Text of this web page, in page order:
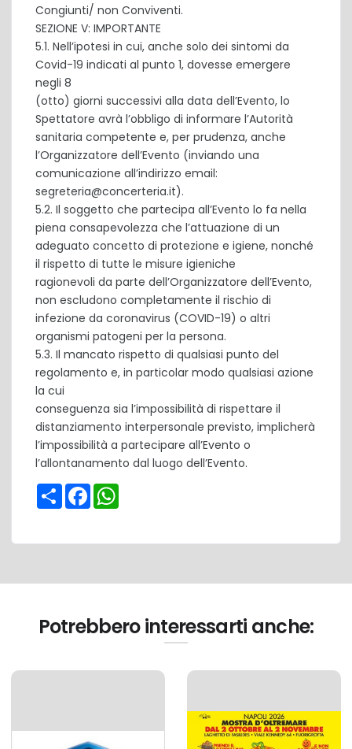
Congiunti/ non Conviventi.
SEZIONE V: IMPORTANTE
5.1. Nell’ipotesi in cui, anche solo dei sintomi da
Covid-19 indicati al punto 1, dovesse emergere
negli 8
(otto) giorni successivi alla data dell’Evento, lo
Spettatore avrà l’obbligo di informare l’Autorità
sanitaria competente e, per prudenza, anche
l’Organizzatore dell’Evento (inviando una
comunicazione all’indirizzo email:
segreteria@concerteria.it).
5.2. Il soggetto che partecipa all’Evento lo fa nella
piena consapevolezza che l’attuazione di un
adeguato concetto di protezione e igiene, nonché
il rispetto di tutte le misure igieniche
ragionevoli da parte dell’Organizzatore dell’Evento,
non escludono completamente il rischio di
infezione da coronavirus (COVID-19) o altri
organismi patogeni per la persona.
5.3. Il mancato rispetto di qualsiasi punto del
regolamento e, in particolar modo qualsiasi azione
la cui
conseguenza sia l’impossibilità di rispettare il
distanziamento interpersonale previsto, implicherà
l’impossibilità a partecipare all’Evento o
l’allontanamento dal luogo dell’Evento.
Share Facebook
Potrebbero interessarti anche: